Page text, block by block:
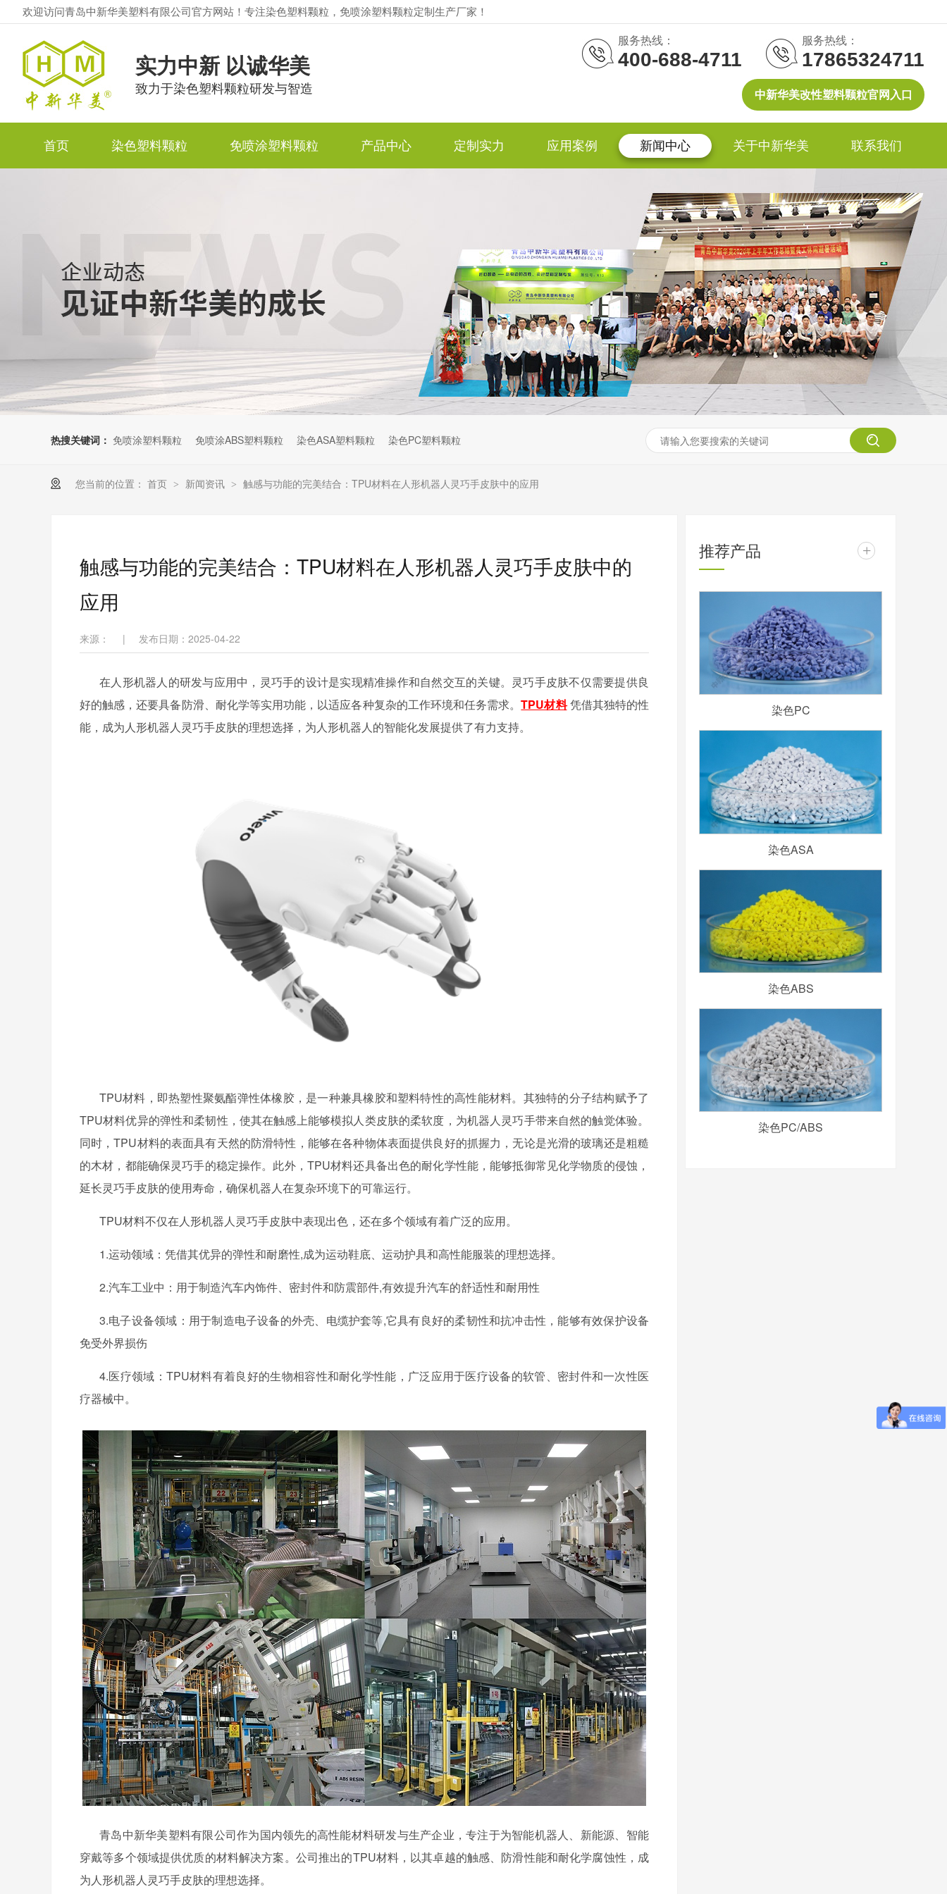
中新华美改性塑料颗粒官网入口
欢迎访问青岛中新华美塑料有限公司官方网站！专注染色塑料颗粒，免喷涂塑料颗粒定制生产厂家！
实力中新 以诚华美
致力于染色塑料颗粒研发与智造
服务热线：
400-688-4711
服务热线：
17865324711
首页 染色塑料颗粒 免喷涂塑料颗粒 产品中心 定制实力 应用案例 新闻中心 关于中新华美 联系我们
热搜关键词： 免喷涂塑料颗粒 免喷涂ABS塑料颗粒 染色ASA塑料颗粒 染色PC塑料颗粒
您当前的位置： 首页 > 新闻资讯 > 触感与功能的完美结合：TPU材料在人形机器人灵巧手皮肤中的应用
触感与功能的完美结合：TPU材料在人形机器人灵巧手皮肤中的
应用
来源： | 发布日期：2025-04-22
在人形机器人的研发与应用中，灵巧手的设计是实现精准操作和自然交互的关键。灵巧手皮肤不仅需要提供良
好的触感，还要具备防滑、耐化学等实用功能，以适应各种复杂的工作环境和任务需求。TPU材料凭借其独特的性
能，成为人形机器人灵巧手皮肤的理想选择，为人形机器人的智能化发展提供了有力支持。
TPU材料，即热塑性聚氨酯弹性体橡胶，是一种兼具橡胶和塑料特性的高性能材料。其独特的分子结构赋予了
TPU材料优异的弹性和柔韧性，使其在触感上能够模拟人类皮肤的柔软度，为机器人灵巧手带来自然的触觉体验。
同时，TPU材料的表面具有天然的防滑特性，能够在各种物体表面提供良好的抓握力，无论是光滑的玻璃还是粗糙
的木材，都能确保灵巧手的稳定操作。此外，TPU材料还具备出色的耐化学性能，能够抵御常见化学物质的侵蚀，
延长灵巧手皮肤的使用寿命，确保机器人在复杂环境下的可靠运行。
TPU材料不仅在人形机器人灵巧手皮肤中表现出色，还在多个领域有着广泛的应用。
1.运动领域：凭借其优异的弹性和耐磨性,成为运动鞋底、运动护具和高性能服装的理想选择。
2.汽车工业中：用于制造汽车内饰件、密封件和防震部件,有效提升汽车的舒适性和耐用性
3.电子设备领域：用于制造电子设备的外壳、电缆护套等,它具有良好的柔韧性和抗冲击性，能够有效保护设备
免受外界损伤
4.医疗领域 ： TPU材料有着良好的生物相容性和耐化学性能，广泛应用于医疗设备的软管、密封件和一次性医
疗器械中。
青岛中新华美塑料有限公司作为国内领先的高性能材料研发与生产企业，专注于为智能机器人、新能源、智能
穿戴等多个领域提供优质的材料解决方案。公司推出的TPU材料，以其卓越的触感、防滑性能和耐化学腐蚀性，成
为人形机器人灵巧手皮肤的理想选择。
推荐产品 +
染色PC
染色ASA
染色ABS
染色PC/ABS